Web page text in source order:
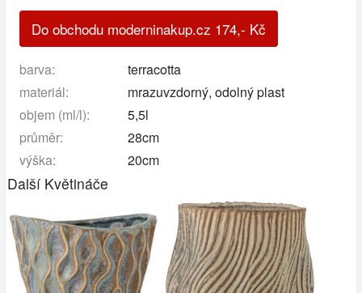
Do obchodu moderninakup.cz 174,- Kč
barva:
terracotta
materiál:
mrazuvzdorný, odolný plast
objem (ml/l):
5,5l
průměr:
28cm
výška:
20cm
Další Květináče